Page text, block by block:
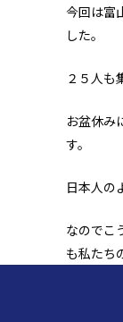
今回は富
した。
２５人も
お盆休み
す。
日本人の
なのでこ
も私たち